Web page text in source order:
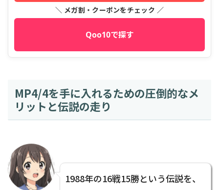
＼ メガ割・クーポンをチェック ／
Qoo10で探す
MP4/4を手に入れるための圧倒的なメ
リットと伝説の走り
1988年の16戦15勝という伝説を、